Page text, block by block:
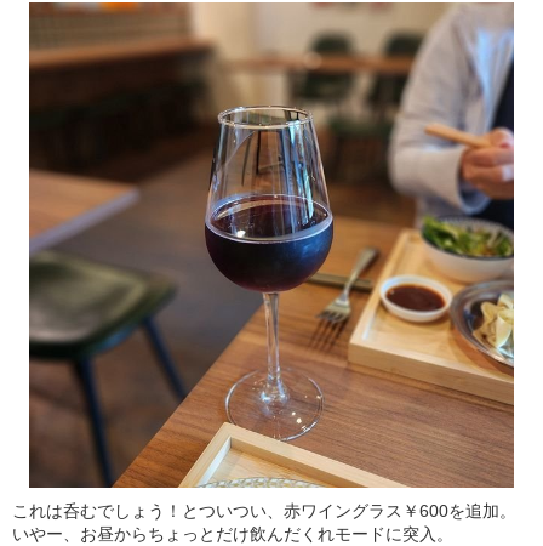
これは呑むでしょう！とついつい、赤ワイングラス￥600を追加。
いやー、お昼からちょっとだけ飲んだくれモードに突入。